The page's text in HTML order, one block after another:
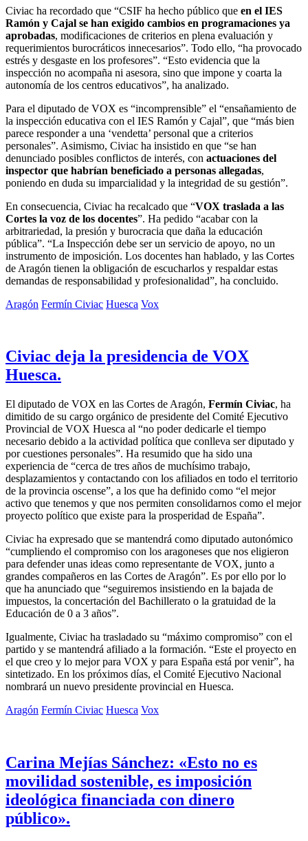
Civiac ha recordado que “CSIF ha hecho público que en el IES
Ramón y Cajal se han exigido cambios en programaciones ya
aprobadas, modificaciones de criterios en plena evaluación y
requerimientos burocráticos innecesarios”. Todo ello, “ha provocado
estrés y desgaste en los profesores”. “Esto evidencia que la
inspección no acompaña ni asesora, sino que impone y coarta la
autonomía de los centros educativos”, ha analizado.
Para el diputado de VOX es “incomprensible” el “ensañamiento de
la inspección educativa con el IES Ramón y Cajal”, que “más bien
parece responder a una ‘vendetta’ personal que a criterios
personales”. Asimismo, Civiac ha insistido en que “se han
denunciado posibles conflictos de interés, con actuaciones del
inspector que habrían beneficiado a personas allegadas,
poniendo en duda su imparcialidad y la integridad de su gestión”.
En consecuencia, Civiac ha recalcado que “VOX traslada a las
Cortes la voz de los docentes”. Ha pedido “acabar con la
arbitrariedad, la presión y burocracia que daña la educación
pública”. “La Inspección debe ser un servicio de apoyo, no un
instrumento de imposición. Los docentes han hablado, y las Cortes
de Aragón tienen la obligación de escucharlos y respaldar estas
demandas de responsabilidad y profesionalidad”, ha concluido.
Aragón Fermín Civiac Huesca Vox
Civiac deja la presidencia de VOX
Huesca.
El diputado de VOX en las Cortes de Aragón, Fermín Civiac, ha
dimitido de su cargo orgánico de presidente del Comité Ejecutivo
Provincial de VOX Huesca al “no poder dedicarle el tiempo
necesario debido a la actividad política que conlleva ser diputado y
por cuestiones personales”. Ha resumido que ha sido una
experiencia de “cerca de tres años de muchísimo trabajo,
desplazamientos y contactando con los afiliados en todo el territorio
de la provincia oscense”, a los que ha definido como “el mejor
activo que tenemos y que nos permiten consolidarnos como el mejor
proyecto político que existe para la prosperidad de España”.
Civiac ha expresado que se mantendrá como diputado autonómico
“cumpliendo el compromiso con los aragoneses que nos eligieron
para defender unas ideas como representante de VOX, junto a
grandes compañeros en las Cortes de Aragón”. Es por ello por lo
que ha anunciado que “seguiremos insistiendo en la bajada de
impuestos, la concertación del Bachillerato o la gratuidad de la
Educación de 0 a 3 años”.
Igualmente, Civiac ha trasladado su “máximo compromiso” con el
partido y se mantendrá afiliado a la formación. “Este el proyecto en
el que creo y lo mejor para VOX y para España está por venir”, ha
sintetizado. En los próximos días, el Comité Ejecutivo Nacional
nombrará un nuevo presidente provincial en Huesca.
Aragón Fermín Civiac Huesca Vox
Carina Mejías Sánchez: «Esto no es
movilidad sostenible, es imposición
ideológica financiada con dinero
público».